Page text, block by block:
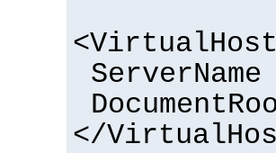
ServerName
</